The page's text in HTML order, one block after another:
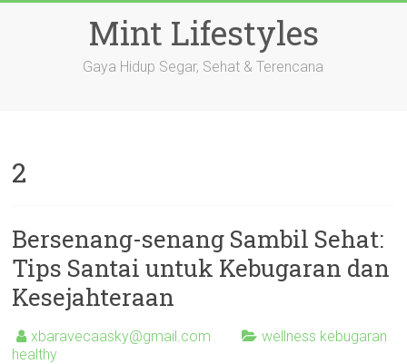
Mint Lifestyles
Gaya Hidup Segar, Sehat & Terencana
2
Bersenang-senang Sambil Sehat:
Tips Santai untuk Kebugaran dan
Kesejahteraan
xbaravecaasky@gmail.com
wellness kebugaran
healthy